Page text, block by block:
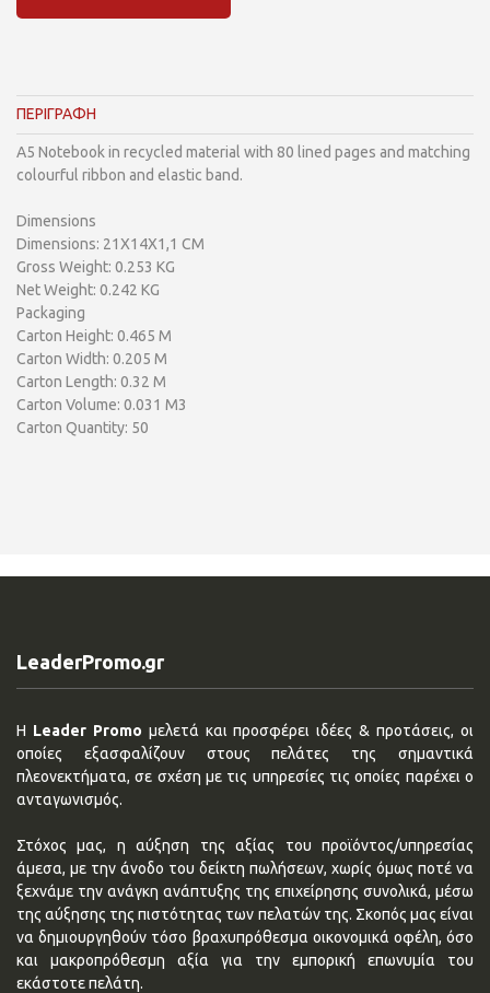
ΠΕΡΙΓΡΑΦΗ
A5 Notebook in recycled material with 80 lined pages and matching
colourful ribbon and elastic band.
Dimensions
Dimensions: 21X14X1,1 CM
Gross Weight: 0.253 KG
Net Weight: 0.242 KG
Packaging
Carton Height: 0.465 M
Carton Width: 0.205 M
Carton Length: 0.32 M
Carton Volume: 0.031 M3
Carton Quantity: 50
LeaderPromo.gr
Η Leader Promo μελετά και προσφέρει ιδέες & προτάσεις, οι
οποίες εξασφαλίζουν στους πελάτες της σημαντικά
πλεονεκτήματα, σε σχέση με τις υπηρεσίες τις οποίες παρέχει ο
ανταγωνισμός.
Στόχος μας, η αύξηση της αξίας του προϊόντος/υπηρεσίας
άμεσα, με την άνοδο του δείκτη πωλήσεων, χωρίς όμως ποτέ να
ξεχνάμε την ανάγκη ανάπτυξης της επιχείρησης συνολικά, μέσω
της αύξησης της πιστότητας των πελατών της. Σκοπός μας είναι
να δημιουργηθούν τόσο βραχυπρόθεσμα οικονομικά οφέλη, όσο
και μακροπρόθεσμη αξία για την εμπορική επωνυμία του
εκάστοτε πελάτη.